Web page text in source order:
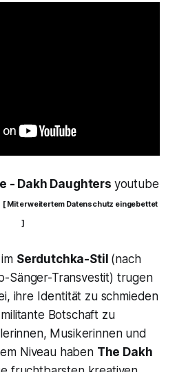
- Dakh Daughters youtube
[ Mit erweitertem Datenschutz eingebettet
]
Serdutchka-Stil (nach
Sänger-Transvestit) trugen
ihre Identität zu schmieden
Botschaft zu
Musikerinnen und
Niveau haben The Dakh